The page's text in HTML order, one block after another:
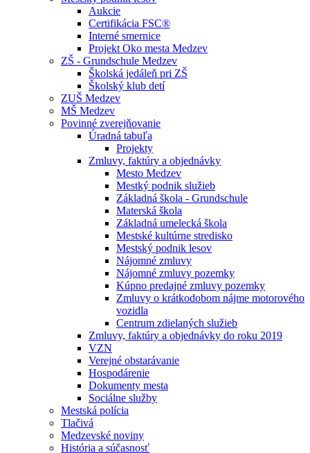
Aukcie
Certifikácia FSC®
Interné smernice
Projekt Oko mesta Medzev
ZŠ - Grundschule Medzev
Školská jedáleň pri ZŠ
Školský klub detí
ZUŠ Medzev
MŠ Medzev
Povinné zverejňovanie
Úradná tabuľa
Projekty
Zmluvy, faktúry a objednávky
Mesto Medzev
Mestký podnik služieb
Základná škola - Grundschule
Materská škola
Základná umelecká škola
Mestské kultúrne stredisko
Mestský podnik lesov
Nájomné zmluvy
Nájomné zmluvy pozemky
Kúpno predajné zmluvy pozemky
Zmluvy o krátkodobom nájme motorového
vozidla
Centrum zdielaných služieb
Zmluvy, faktúry a objednávky do roku 2019
VZN
Verejné obstarávanie
Hospodárenie
Dokumenty mesta
Sociálne služby
Mestská polícia
Tlačivá
Medzevské noviny
História a súčasnosť